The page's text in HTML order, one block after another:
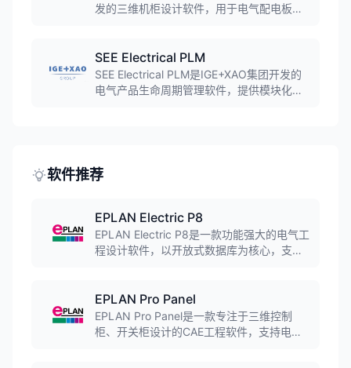
发的三维机柜设计软件，用于电气配电板设
SEE Electrical PLM
SEE Electrical PLM是IGE+XAO集团开发的
电气产品生命周期管理软件，提供模块化和
软件推荐
EPLAN Electric P8
EPLAN Electric P8是一款功能强大的电气工
程设计软件，以开放式数据库为核心，支持
等国际标准，支持多国语言界面，广泛应用
于工业自动化、机械设备、能源交通等领
域。
EPLAN Pro Panel
EPLAN Pro Panel是一款专注于三维控制
柜、开关柜设计的CAE工程软件，支持电气